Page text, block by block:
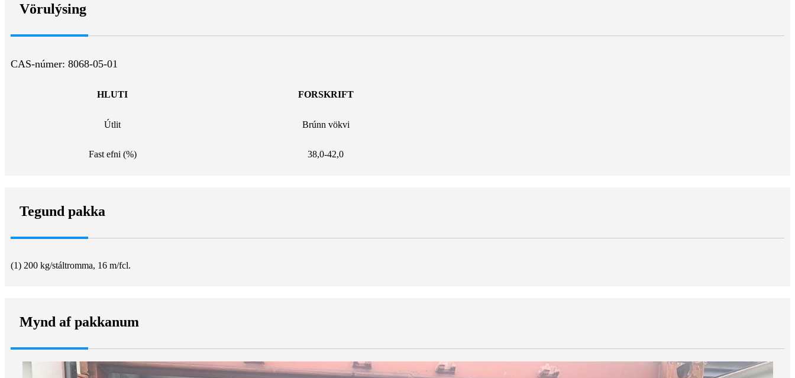
Vörulýsing
CAS-númer: 8068-05-01
HLUTI FORSKRIFT
Útlit Brúnn vökvi
Fast efni (%) 38,0-42,0
Tegund pakka
(1) 200 kg/stáltromma, 16 m/fcl.
Mynd af pakkanum